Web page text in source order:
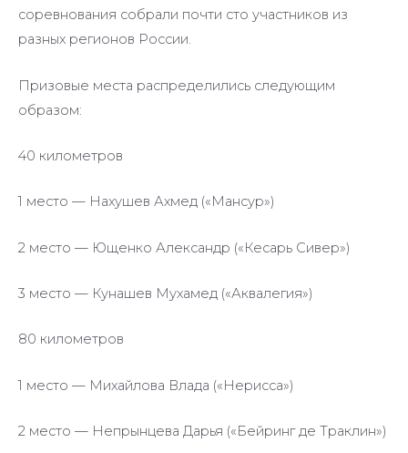
соревнования собрали почти сто участников из
разных регионов России.
Призовые места распределились следующим
образом:
40 километров
1 место — Нахушев Ахмед («Мансур»)
2 место — Ющенко Александр («Кесарь Сивер»)
3 место — Кунашев Мухамед («Аквалегия»)
80 километров
1 место — Михайлова Влада («Нерисса»)
2 место — Непрынцева Дарья («Бейринг де Траклин»)